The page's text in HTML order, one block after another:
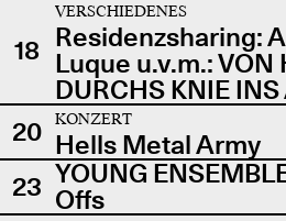
18
VERSCHIEDENES
Residenzsharing:
Luque u.v.m.: VON
DURCHS KNIE INS
20
KONZERT
Hells Metal Army
23 YOUNG
Offs